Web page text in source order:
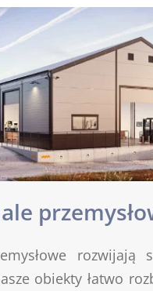
rozwijają
obiekty łatwo